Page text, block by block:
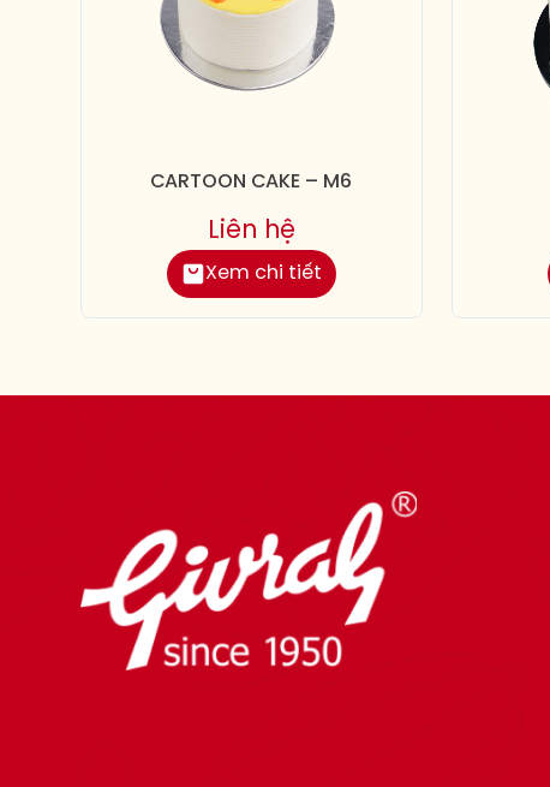
CARTOON CAKE – M6
Xem chi tiết
Liên hệ